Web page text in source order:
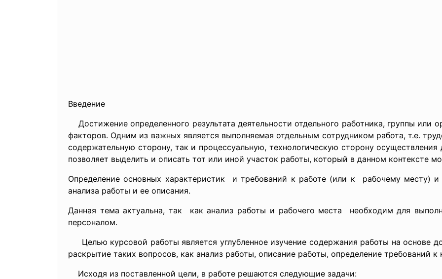
Введение
Достижение определенного результата деятельности отдельного работника, группы или
факторов. Одним из важных является выполняемая отдельным сотрудником работа, т.е.
содержательную сторону, так и процессуальную, технологическую сторону осуществления
позволяет выделить и описать тот или иной участок работы, который в данном контексте
Определение основных характеристик и требований к работе (или к рабочему месту)
анализа работы и ее описания.
Данная тема актуальна, так как анализ работы и рабочего места необходим для
персоналом.
Целью курсовой работы является углубленное изучение содержания работы на основе
раскрытие таких вопросов, как анализ работы, описание работы, определение требований к
Исходя из поставленной цели, в работе решаются следующие задачи: